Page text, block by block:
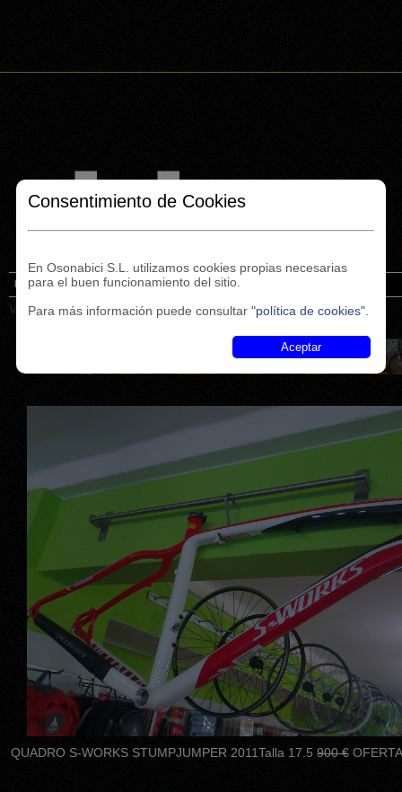
Consentimiento de Cookies
En Osonabici S.L. utilizamos cookies propias necesarias
para el buen funcionamiento del sitio.
Para más información puede consultar"política de cookies"
Aceptar
Inicio Financiación Cicles Caldes Noticias
Volver.
QUADRO S-WORKS STUMPJUMPER 2011Talla 17.5 900 €